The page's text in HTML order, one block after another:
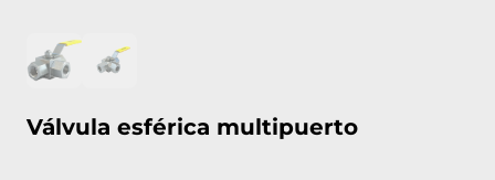
Válvula esférica multipuerto